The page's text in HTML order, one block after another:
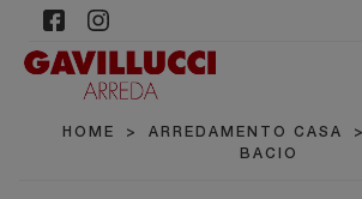
HOME > ARREDAMENTO CASA
BACIO